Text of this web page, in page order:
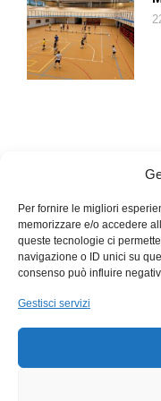
Per fornire le migliori
memorizzare e/o accedere
queste tecnologie ci
navigazione o ID unici su
consenso può influire
Gestisci servizi
vengono attribuite
domani, pensa come
siamo dei pagani e gli
Più che sfidare un tabù